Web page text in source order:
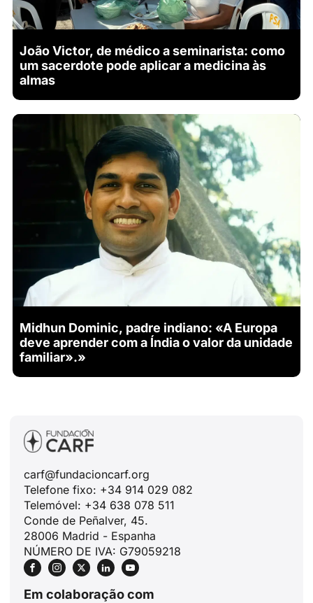
João Victor, de médico a seminarista: como
um sacerdote pode aplicar a medicina às
almas
Midhun Dominic, padre indiano: «A Europa
deve aprender com a Índia o valor da unidade
familiar».»
carf@fundacioncarf.org
Telefone fixo: +34 914 029 082
Telemóvel: +34 638 078 511
Conde de Peñalver, 45.
28006 Madrid - Espanha
NÚMERO DE IVA: G79059218
Em colaboração com